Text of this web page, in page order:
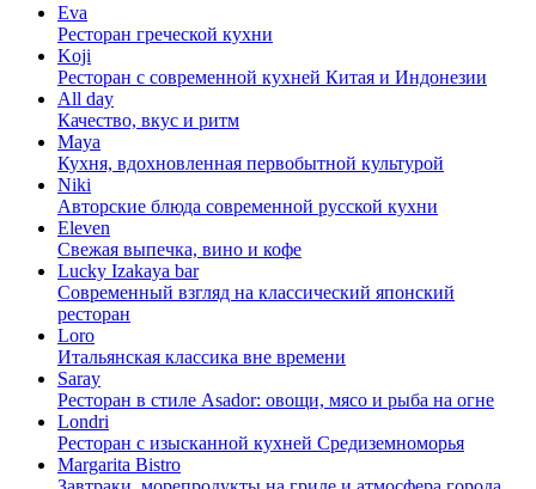
Eva
Ресторан греческой кухни
Koji
Ресторан с cовременной кухней Китая и Индонезии
All day
Качество, вкус и ритм
Maya
Кухня, вдохновленная первобытной культурой
Niki
Авторские блюда современной русской кухни
Eleven
Свежая выпечка, вино и кофе
Lucky Izakaya bar
Современный взгляд на классический японский
ресторан
Loro
Итальянская классика вне времени
Saray
Ресторан в стиле Asador: овощи, мясо и рыба на огне
Londri
Ресторан с изысканной кухней Средиземноморья
Margarita Bistro